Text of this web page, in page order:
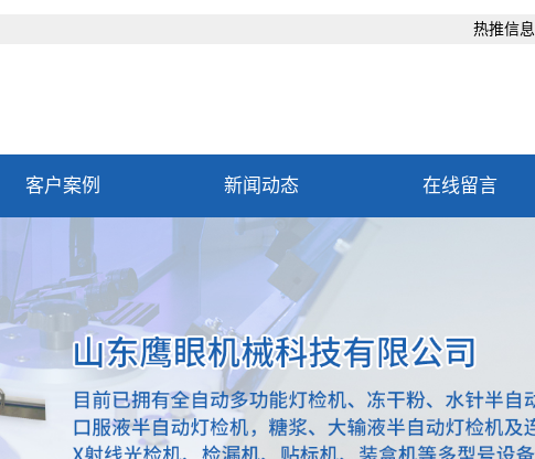
热推信息
客户案例 新闻动态
公司新闻
行业资讯
技术资讯
在线留言